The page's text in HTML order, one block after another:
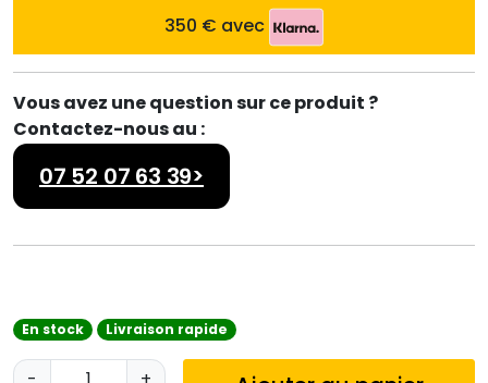
350 € avec
Vous avez une question sur ce produit ?
Contactez-nous au :
07 52 07 63 39>
En stock Livraison rapide
q